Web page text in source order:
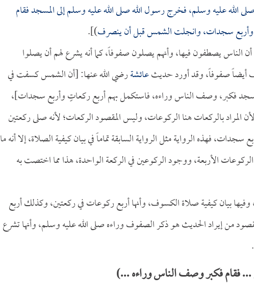
عليه وسلم، فخرج رسول الله صلى الله عليه وسلم إلى المسجد فقام
سجدات، وانجلت الشمس قبل أن ينصرف)].
يصطفون فيها، وأنهم يصلون صفوفاً، كما أنه يشرع لهم أن يصلوا
أيضاً صفوفاً، وقد أورد حديثعائشةرضي الله عنها: [أن الشمس كسفت في
فكبر، وصف الناس وراءه، فاستكمل بهم أربع ركعاتٍ وأربع سجدات]،
بالركعات هنا الركوعات، وليس المقصود الركعات؛ لأنه صلى ركعتين
فهذه الرواية مثل الرواية السابقة تماماً في بيان كيفية الصلاة، إلا أنه ما
الركوعات الأربعة، ووجود الركوعين في الركعة الواحدة، هذا مما اختصت به
وفيها بيان كيفية صلاة الكسوف، وأنها أربع ركوعات في ركعتين، وكذلك أربع
من إيراد الحديث هو ذكر الصفوف وراءه صلى الله عليه وسلم، وأنها تشرع
فكبر وصف الناس وراءه ...)